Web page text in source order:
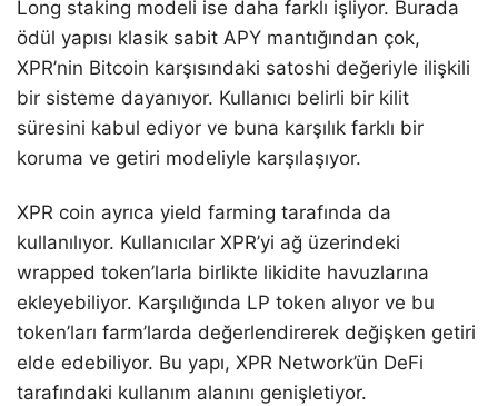
Long staking modeli ise daha farklı işliyor. Burada
ödül yapısı klasik sabit APY mantığından çok,
XPR’nin Bitcoin karşısındaki satoshi değeriyle ilişkili
bir sisteme dayanıyor. Kullanıcı belirli bir kilit
süresini kabul ediyor ve buna karşılık farklı bir
koruma ve getiri modeliyle karşılaşıyor.
XPR coin ayrıca yield farming tarafında da
kullanılıyor. Kullanıcılar XPR’yi ağ üzerindeki
wrapped token’larla birlikte likidite havuzlarına
ekleyebiliyor. Karşılığında LP token alıyor ve bu
token’ları farm’larda değerlendirerek değişken getiri
elde edebiliyor. Bu yapı, XPR Network’ün DeFi
tarafındaki kullanım alanını genişletiyor.